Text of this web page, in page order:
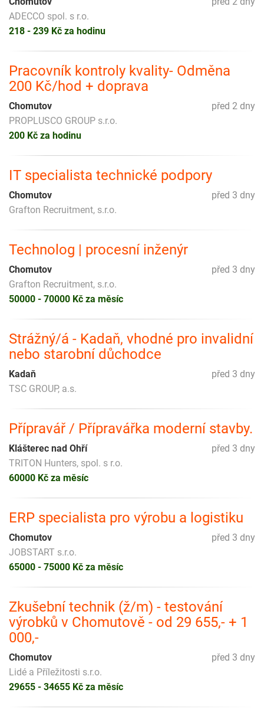
ADECCO spol. s r.o.
218 - 239 Kč za hodinu
Pracovník kontroly kvality- Odměna
200 Kč/hod + doprava
před 2 dny
Chomutov
PROPLUSCO GROUP s.r.o.
200 Kč za hodinu
IT specialista technické podpory
před 3 dny
Chomutov
Grafton Recruitment, s.r.o.
Technolog | procesní inženýr
před 3 dny
Chomutov
Grafton Recruitment, s.r.o.
50000 - 70000 Kč za měsíc
Strážný/á - Kadaň, vhodné pro invalidní
nebo starobní důchodce
před 3 dny
Kadaň
TSC GROUP, a.s.
Přípravář / Přípravářka moderní stavby.
před 3 dny
Klášterec nad Ohří
TRITON Hunters, spol. s r.o.
60000 Kč za měsíc
ERP specialista pro výrobu a logistiku
před 3 dny
Chomutov
JOBSTART s.r.o.
65000 - 75000 Kč za měsíc
Zkušební technik (ž/m) - testování
výrobků v Chomutově - od 29 655,- + 1
000,-
před 3 dny
Chomutov
Lidé a Příležitosti s.r.o.
29655 - 34655 Kč za měsíc